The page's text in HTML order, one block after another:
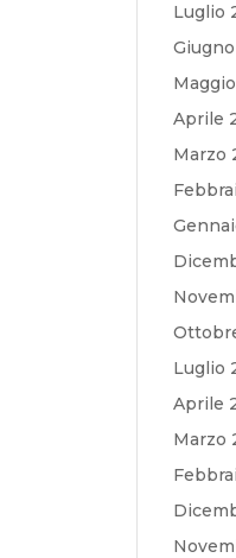
Luglio
Aprile
Marzo
Luglio
Aprile
Marzo